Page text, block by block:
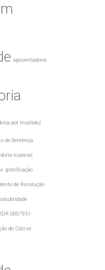
aposentadoria
por Invalidez
de Sentença
especial
gratificação
de Resolução
0007951-
de Classe